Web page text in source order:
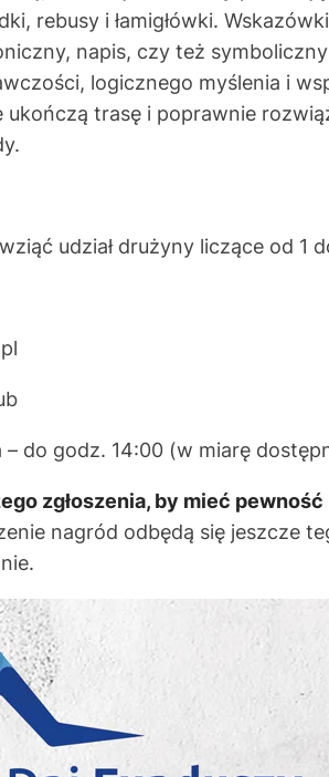
rebusy i łamigłówki.
napis, czy też
logicznego myślenia i
trasę i poprawnie
udział drużyny liczące od 1
do godz. 14:00 (w miarę
zgłoszenia, by mieć pewność
nagród odbędą się jeszcze